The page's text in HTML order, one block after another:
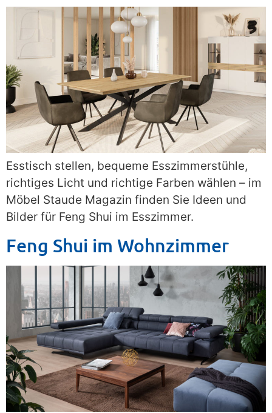
Esstisch stellen, bequeme Esszimmerstühle,
richtiges Licht und richtige Farben wählen – im
Möbel Staude Magazin finden Sie Ideen und
Bilder für Feng Shui im Esszimmer.
Feng Shui im Wohnzimmer